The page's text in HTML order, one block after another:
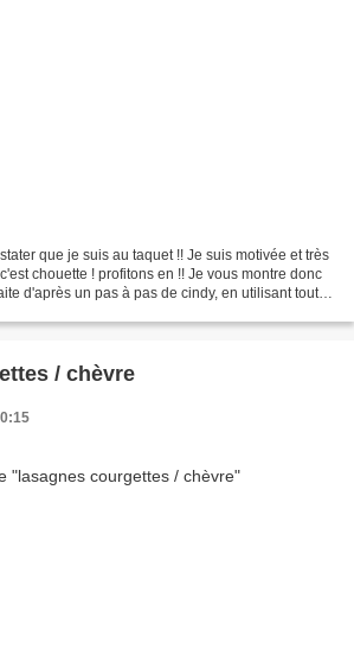
que je suis au taquet !! Je suis motivée et très
chouette ! profitons en !! Je vous montre donc
d'après un pas à pas de cindy, en utilisant tout
/ chèvre